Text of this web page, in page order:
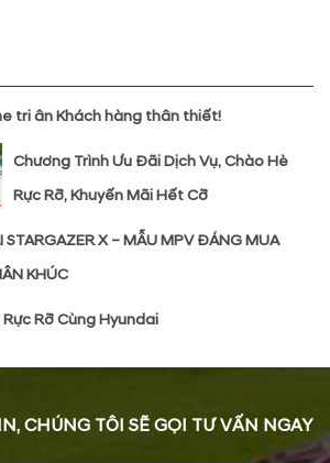
tri ân Khách hàng thân thiết!
Chương Trình Ưu Đãi Dịch Vụ, Chào Hè
Rực Rỡ, Khuyến Mãi Hết Cỡ
STARGAZER X – MẪU MPV ĐÁNG MUA
KHÚC
Rỡ Cùng Hyundai
CHÚNG TÔI SẼ GỌI TƯ VẤN NGAY